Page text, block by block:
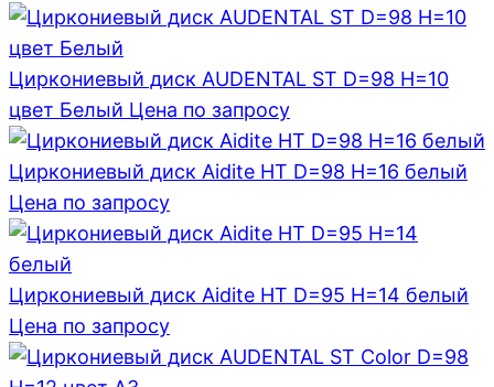
Циркониевый диск AUDENTAL ST D=98 H=10
цвет Белый Цена по запросу
Циркониевый диск Aidite HT D=98 H=16 белый
Цена по запросу
Циркониевый диск Aidite HT D=95 H=14 белый
Цена по запросу